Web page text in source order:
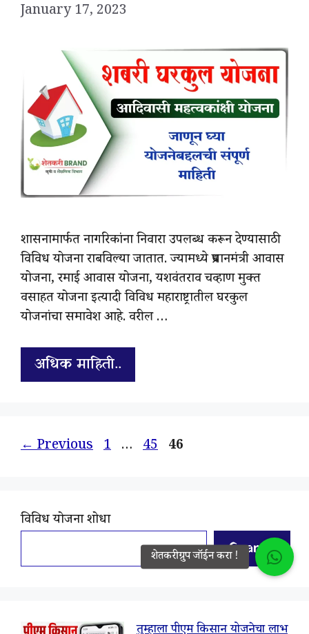
January 17, 2023
शासनामार्फत नागरिकांना निवारा उपलब्ध करून देण्यासाठी
विविध योजना राबविल्या जातात. ज्यामध्ये प्रधानमंत्री आवास
योजना, रमाई आवास योजना, यशवंतराव चव्हाण मुक्त
वसाहत योजना इत्यादी विविध महाराष्ट्रातील घरकुल
योजनांचा समावेश आहे. वरील …
अधिक माहिती..
←Previous Page
1 … Page
45 Page
46
विविध योजना शोधा
Search